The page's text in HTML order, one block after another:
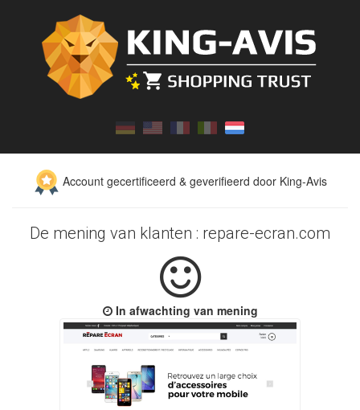
Account gecertificeerd & geverifieerd door King-Avis
De mening van klanten : repare-ecran.com
In afwachting van mening